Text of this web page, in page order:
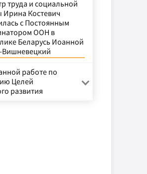
труда и социальной
Ирина Костевич
с Постоянным
ООН в
Беларусь Иоанной
Вишневецкий
работе по
Целей
развития